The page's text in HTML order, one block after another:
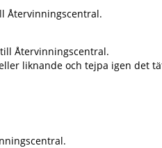
Återvinningscentral.
Återvinningscentral.
liknande och tejpa igen det